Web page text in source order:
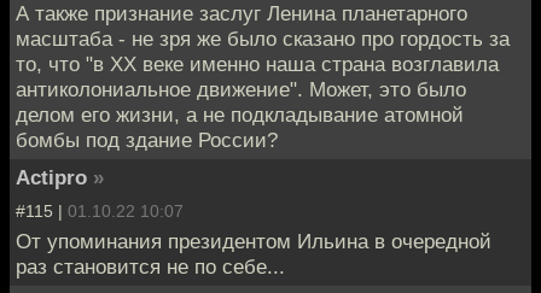
А также признание заслуг Ленина планетарного
масштаба - не зря же было сказано про гордость за
то, что "в XX веке именно наша страна возглавила
антиколониальное движение". Может, это было
делом его жизни, а не подкладывание атомной
бомбы под здание России?
Actipro »
#115 | 01.10.22 10:07
От упоминания президентом Ильина в очередной
раз становится не по себе...